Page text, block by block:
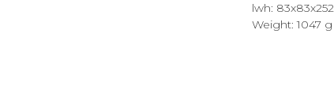
lwh:
Weight: 1047 g